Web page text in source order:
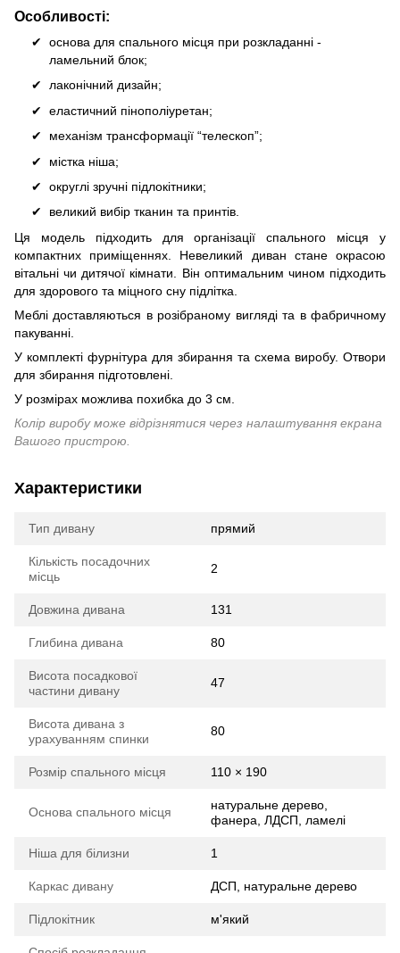
Особливості:
основа для спального місця при розкладанні -
ламельний блок;
лаконічний дизайн;
еластичний пінополіуретан;
механізм трансформації “телескоп”;
містка ніша;
округлі зручні підлокітники;
великий вибір тканин та принтів.
Ця модель підходить для організації спального місця у
компактних приміщеннях. Невеликий диван стане окрасою
вітальні чи дитячої кімнати. Він оптимальним чином підходить
для здорового та міцного сну підлітка.
Меблі доставляються в розібраному вигляді та в фабричному
пакуванні.
У комплекті фурнітура для збирання та схема виробу. Отвори
для збирання підготовлені.
У розмірах можлива похибка до 3 см.
Колір виробу може відрізнятися через налаштування екрана
Вашого пристрою.
Характеристики
Тип дивану прямий
Кількість посадочних
місць
2
Довжина дивана 131
Глибина дивана 80
Висота посадкової
частини дивану
47
Висота дивана з
урахуванням спинки
80
Розмір спального місця 110 × 190
Основа спального місця
натуральне дерево,
фанера, ЛДСП, ламелі
Ніша для білизни 1
Каркас дивану ДСП, натуральне дерево
Підлокітник м'який